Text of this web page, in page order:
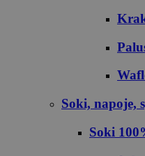
Soki, napoje,
Soki